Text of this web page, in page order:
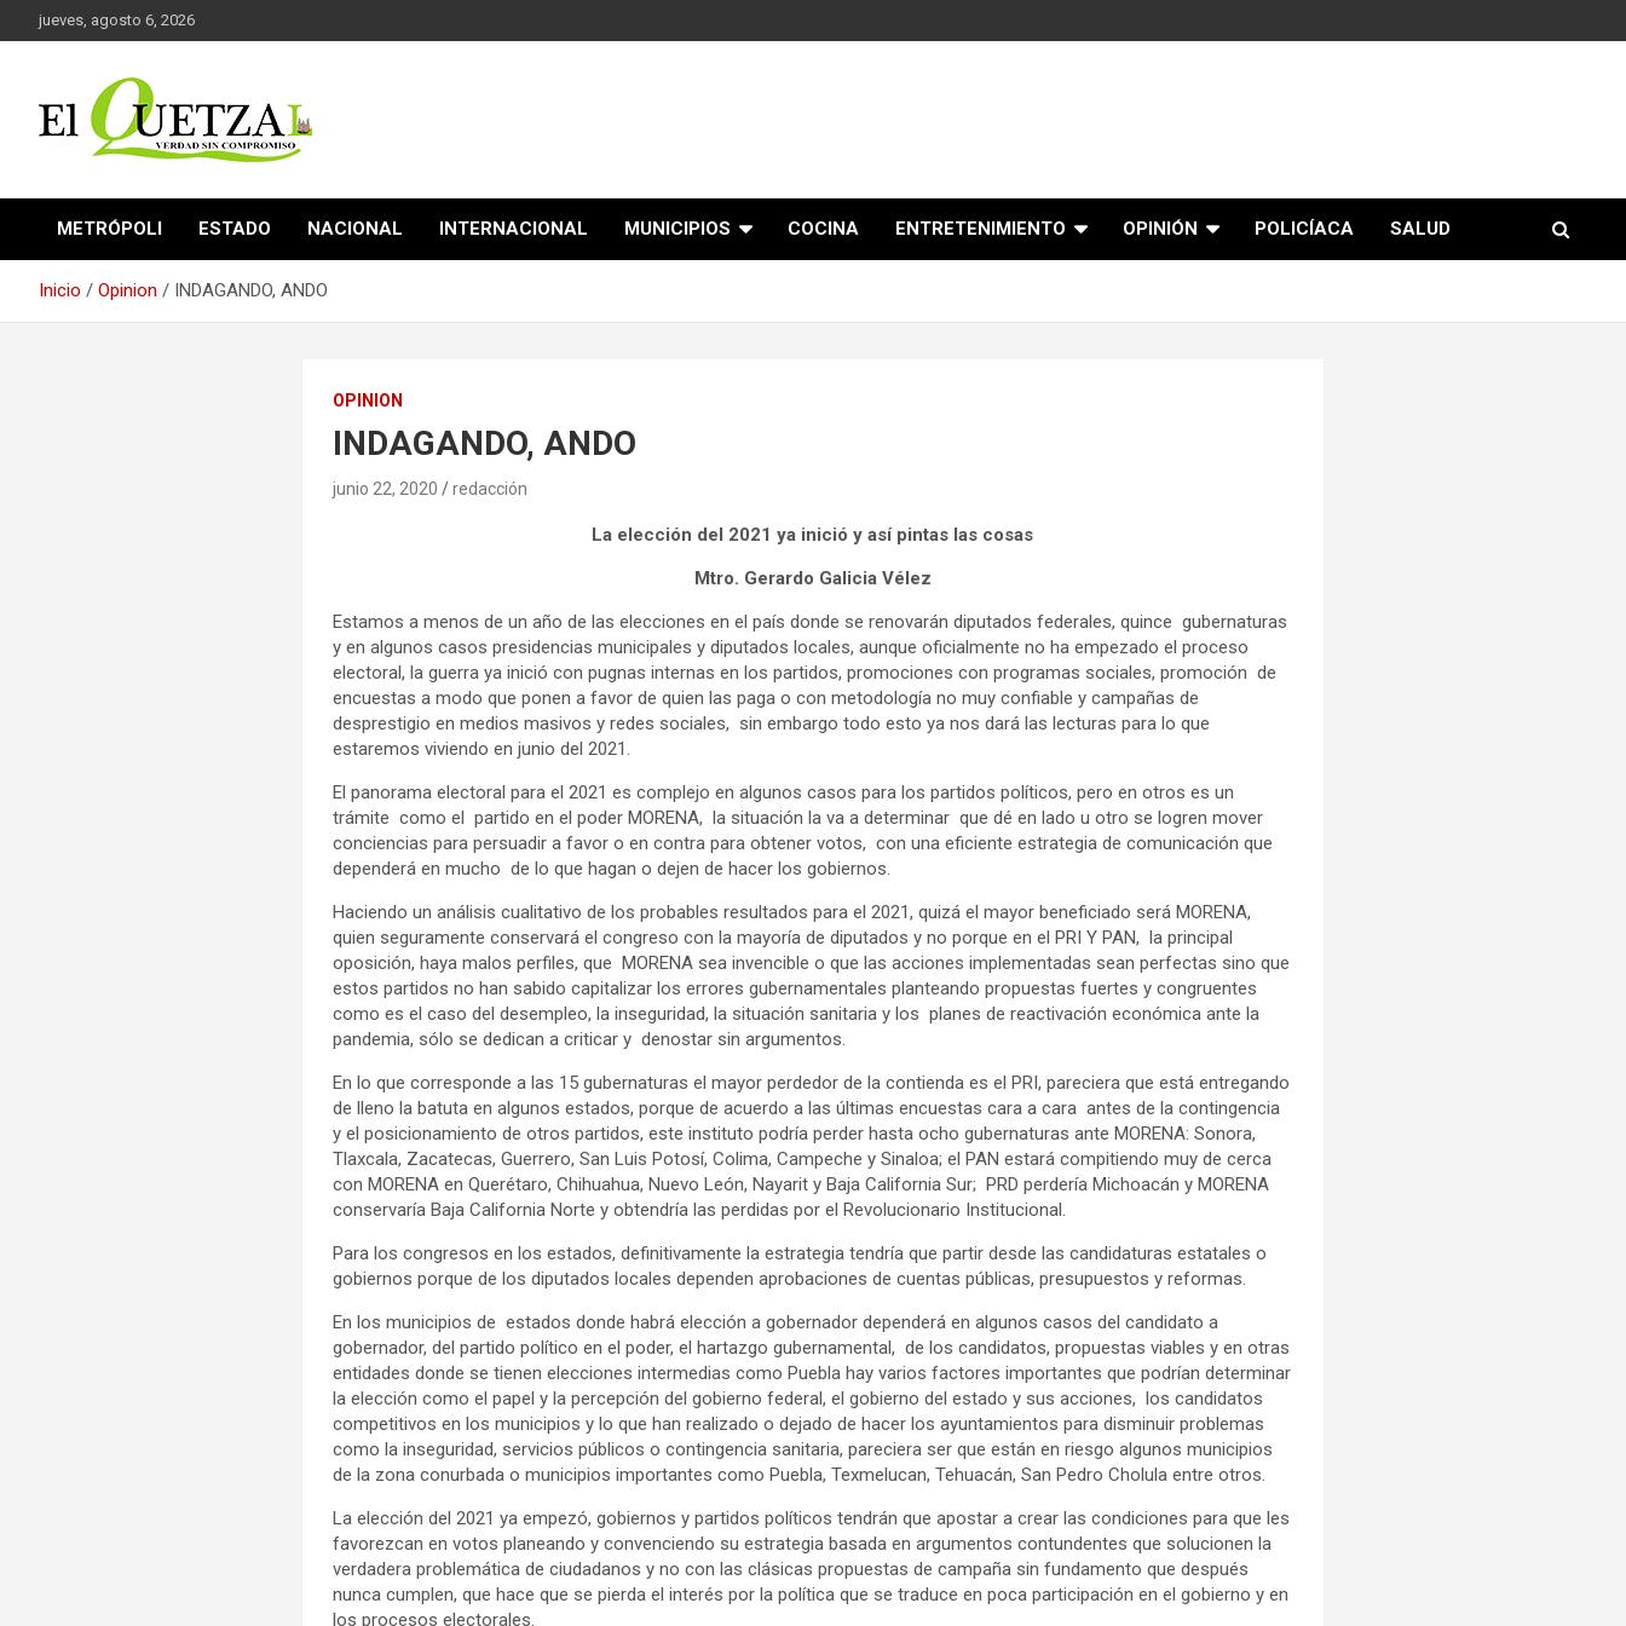
Saltar
al
jueves, agosto 6, 2026
El Quetzal de Cholula
METRÓPOLI ESTADO NACIONAL INTERNACIONAL MUNICIPIOS COCINA ENTRETENIMIENTO OPINIÓN POLICÍACA SALUD
Inicio Opinion INDAGANDO, ANDO
OPINION
INDAGANDO, ANDO
junio 22, 2020 redacción
La elección del 2021 ya inició y así pintas las cosas
Mtro. Gerardo Galicia Vélez
Estamos a menos de un año de las elecciones en el país donde se renovarán diputados federales, quince gubernaturas
y en algunos casos presidencias municipales y diputados locales, aunque oficialmente no ha empezado el proceso
electoral, la guerra ya inició con pugnas internas en los partidos, promociones con programas sociales, promoción de
encuestas a modo que ponen a favor de quien las paga o con metodología no muy confiable y campañas de
desprestigio en medios masivos y redes sociales, sin embargo todo esto ya nos dará las lecturas para lo que
estaremos viviendo en junio del 2021.
El panorama electoral para el 2021 es complejo en algunos casos para los partidos políticos, pero en otros es un
trámite como el partido en el poder MORENA, la situación la va a determinar que dé en lado u otro se logren mover
conciencias para persuadir a favor o en contra para obtener votos, con una eficiente estrategia de comunicación que
dependerá en mucho de lo que hagan o dejen de hacer los gobiernos.
Haciendo un análisis cualitativo de los probables resultados para el 2021, quizá el mayor beneficiado será MORENA,
quien seguramente conservará el congreso con la mayoría de diputados y no porque en el PRI Y PAN, la principal
oposición, haya malos perfiles, que MORENA sea invencible o que las acciones implementadas sean perfectas sino que
estos partidos no han sabido capitalizar los errores gubernamentales planteando propuestas fuertes y congruentes
como es el caso del desempleo, la inseguridad, la situación sanitaria y los planes de reactivación económica ante la
pandemia, sólo se dedican a criticar y denostar sin argumentos.
En lo que corresponde a las 15 gubernaturas el mayor perdedor de la contienda es el PRI, pareciera que está entregando
de lleno la batuta en algunos estados, porque de acuerdo a las últimas encuestas cara a cara antes de la contingencia
y el posicionamiento de otros partidos, este instituto podría perder hasta ocho gubernaturas ante MORENA: Sonora,
Tlaxcala, Zacatecas, Guerrero, San Luis Potosí, Colima, Campeche y Sinaloa; el PAN estará compitiendo muy de cerca
con MORENA en Querétaro, Chihuahua, Nuevo León, Nayarit y Baja California Sur; PRD perdería Michoacán y MORENA
conservaría Baja California Norte y obtendría las perdidas por el Revolucionario Institucional.
Para los congresos en los estados, definitivamente la estrategia tendría que partir desde las candidaturas estatales o
gobiernos porque de los diputados locales dependen aprobaciones de cuentas públicas, presupuestos y reformas.
En los municipios de estados donde habrá elección a gobernador dependerá en algunos casos del candidato a
gobernador, del partido político en el poder, el hartazgo gubernamental, de los candidatos, propuestas viables y en otras
entidades donde se tienen elecciones intermedias como Puebla hay varios factores importantes que podrían determinar
la elección como el papel y la percepción del gobierno federal, el gobierno del estado y sus acciones, los candidatos
competitivos en los municipios y lo que han realizado o dejado de hacer los ayuntamientos para disminuir problemas
como la inseguridad, servicios públicos o contingencia sanitaria, pareciera ser que están en riesgo algunos municipios
de la zona conurbada o municipios importantes como Puebla, Texmelucan, Tehuacán, San Pedro Cholula entre otros.
La elección del 2021 ya empezó, gobiernos y partidos políticos tendrán que apostar a crear las condiciones para que les
favorezcan en votos planeando y convenciendo su estrategia basada en argumentos contundentes que solucionen la
verdadera problemática de ciudadanos y no con las clásicas propuestas de campaña sin fundamento que después
nunca cumplen, que hace que se pierda el interés por la política que se traduce en poca participación en el gobierno y en
los procesos electorales.